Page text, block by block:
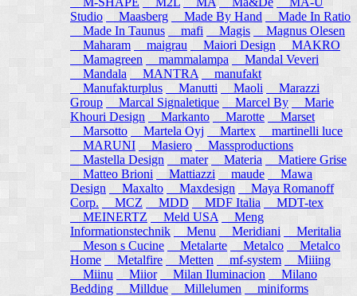
Studio
Maasberg Made By Hand
Made In Ratio
Made In Taunus
mafi Magis
Magnus Olesen
Maharam
maigrau Maiori Design
MAKRO
Mamagreen
mammalampa
Mandal Veveri
Mandala
MANTRA
manufakt
Manufakturplus
Manutti Maoli
Marazzi
Group
Marcal Signaletique Marcel By
Marie
Khouri Design
Markanto Marotte
Marset
Marsotto
Martela Oyj Martex
martinelli luce
MARUNI
Masiero
Massproductions
Mastella Design
mater Materia
Matiere Grise
Matteo Brioni
Mattiazzi maude
Mawa
Design
Maxalto Maxdesign
Maya Romanoff
Corp.
MCZ MDD MDF Italia
MDT-tex
MEINERTZ
Meld USA
Meng
Informationstechnik
Menu Meridiani
Meritalia
Meson s Cucine
Metalarte Metalco
Metalco
Home Metalfire Metten mf-system
Miiing
Miinu
Miior Milan Iluminacion
Milano
Bedding
Milldue Millelumen
miniforms